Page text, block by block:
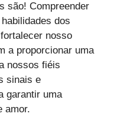
são! Compreender
dos
nosso
a proporcionar uma
nossos fiéis
sinais e
garantir uma
amor.